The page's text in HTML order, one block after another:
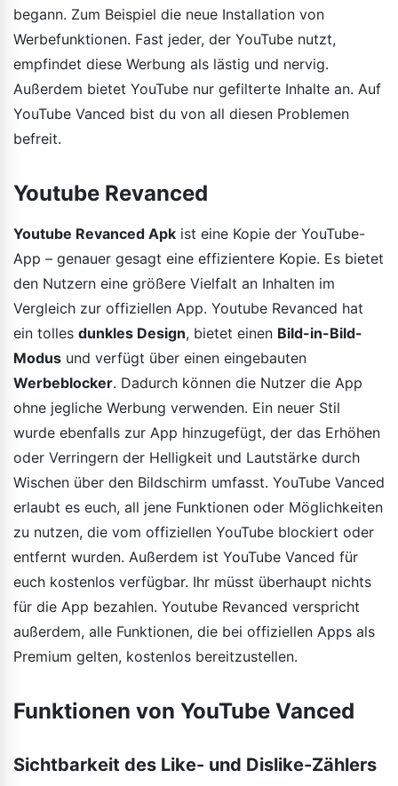
begann. Zum Beispiel die neue Installation von
Werbefunktionen. Fast jeder, der YouTube nutzt,
empfindet diese Werbung als lästig und nervig.
Außerdem bietet YouTube nur gefilterte Inhalte an. Auf
YouTube Vanced bist du von all diesen Problemen
befreit.
Youtube Revanced
Youtube Revanced Apk ist eine Kopie der YouTube-
App – genauer gesagt eine effizientere Kopie. Es bietet
den Nutzern eine größere Vielfalt an Inhalten im
Vergleich zur offiziellen App. Youtube Revanced hat
ein tolles dunkles Design, bietet einen Bild-in-Bild-
Modus und verfügt über einen eingebauten
Werbeblocker. Dadurch können die Nutzer die App
ohne jegliche Werbung verwenden. Ein neuer Stil
wurde ebenfalls zur App hinzugefügt, der das Erhöhen
oder Verringern der Helligkeit und Lautstärke durch
Wischen über den Bildschirm umfasst. YouTube Vanced
erlaubt es euch, all jene Funktionen oder Möglichkeiten
zu nutzen, die vom offiziellen YouTube blockiert oder
entfernt wurden. Außerdem ist YouTube Vanced für
euch kostenlos verfügbar. Ihr müsst überhaupt nichts
für die App bezahlen. Youtube Revanced verspricht
außerdem, alle Funktionen, die bei offiziellen Apps als
Premium gelten, kostenlos bereitzustellen.
Funktionen von YouTube Vanced
Sichtbarkeit des Like- und Dislike-Zählers